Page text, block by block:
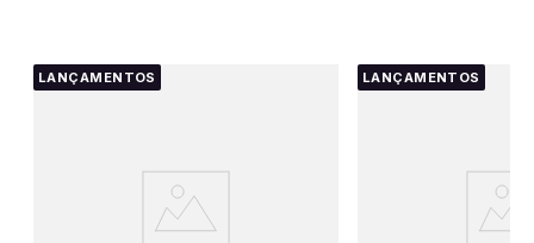
LANÇAMENTOS LANÇAMENTOS